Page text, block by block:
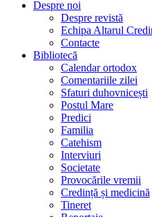
Despre noi
Despre revistă
Echipa Altarul
Contacte
Bibliotecă
Calendar ortodox
Comentariile zilei
Sfaturi duhovnicești
Postul Mare
Predici
Familia
Catehism
Interviuri
Societate
Provocările vremii
Credință și medicină
Tineret